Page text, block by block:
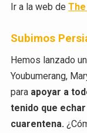
Ir a la web de
Subimos
Hemos lanzado
Youbumerang,
para apoyar a
tenido que
cuarentena.